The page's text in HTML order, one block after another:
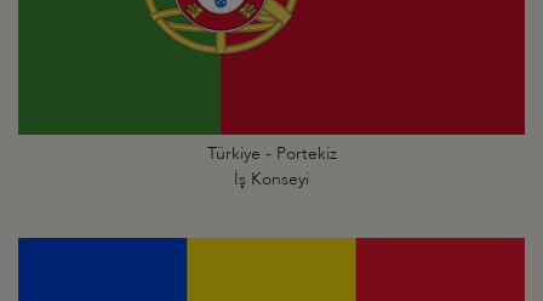
Türkiye - Portekiz
İş Konseyi